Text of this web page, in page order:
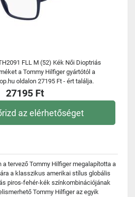
FLL M (52) Kék Női Dioptriás
a Tommy Hilfiger gyártótól a
oldalon 27195 Ft - ért találja.
27195 Ft
az elérhetőséget
a tervező Tommy Hilfiger megalapította a
a klasszikus amerikai stílus globális
piros-fehér-kék színkombinációjának
Tommy Hilfiger az egyik